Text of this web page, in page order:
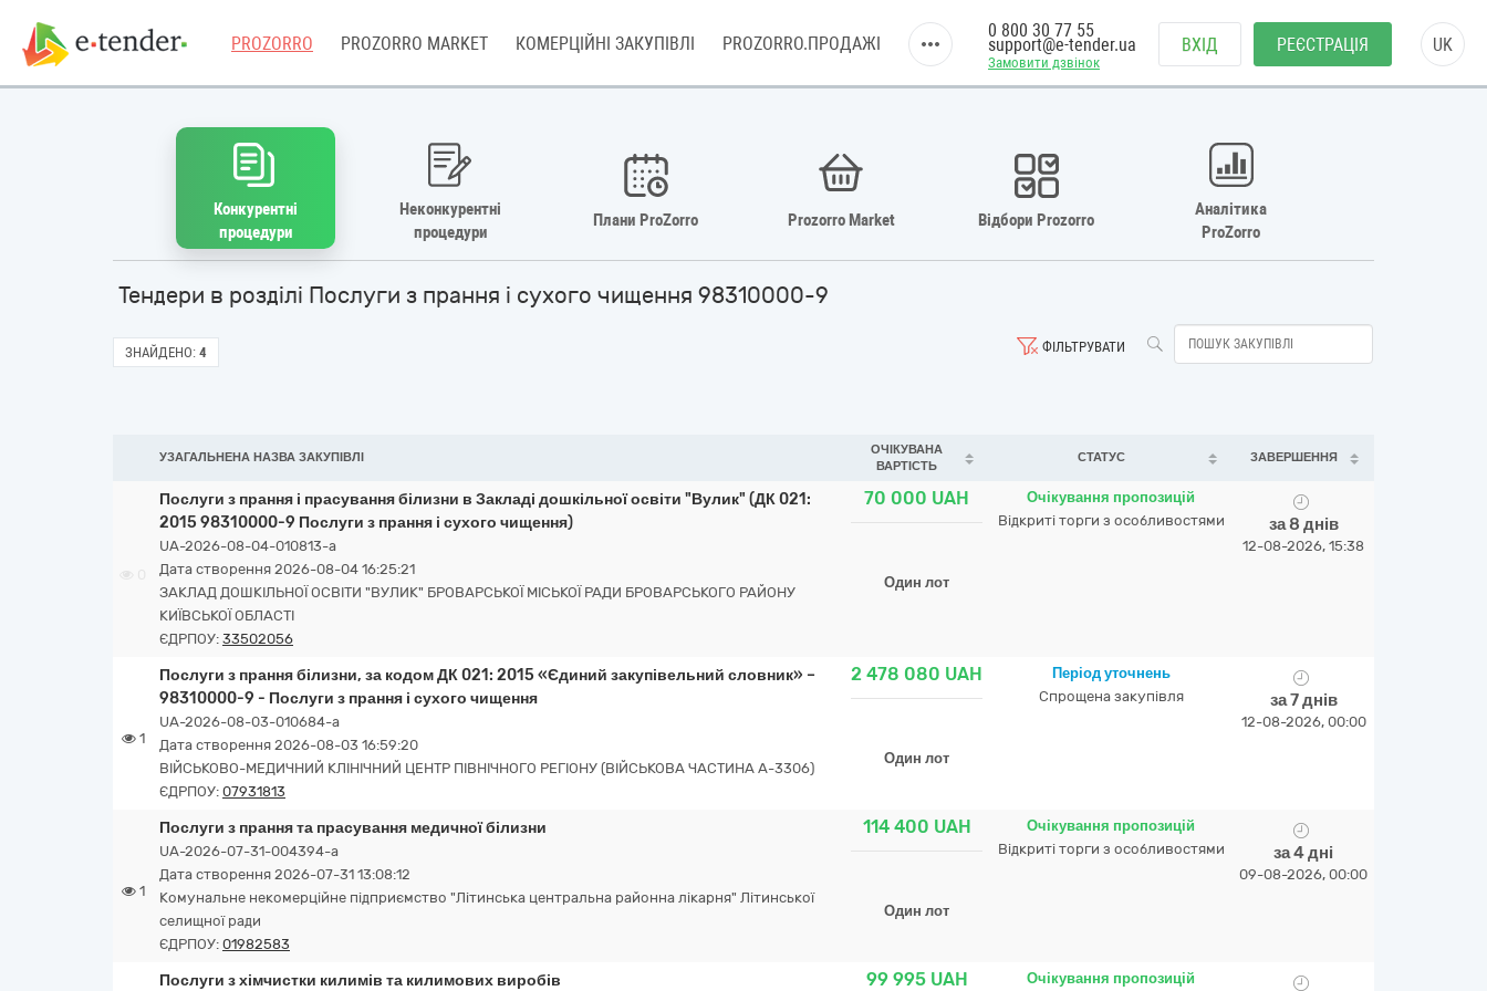
PROZORRO PROZORRO MARKET КОМЕРЦІЙНІ ЗАКУПІВЛІ PROZORRO.ПРОДАЖІ
Замовити дзвінок
0 800 30 77 55
support@e-tender.ua ВХІД РЕЄСТРАЦІЯ UK
Конкурентні
процедури
Неконкурентні
процедури
Плани ProZorro Prozorro Market Відбори Prozorro
Аналітика
ProZorro
Тендери в розділі Послуги з прання і сухого чищення 98310000-9
ФІЛЬТРУВАТИ
ЗНАЙДЕНО: 4
УЗАГАЛЬНЕНА НАЗВА ЗАКУПІВЛІ
ОЧІКУВАНА
ВАРТІСТЬ
СТАТУС ЗАВЕРШЕННЯ
Послуги з прання і прасування білизни в Закладі дошкільної освіти "Вулик" (ДК 021:
2015 98310000-9 Послуги з прання і сухого чищення)
UA-2026-08-04-010813-a
Дата створення 2026-08-04 16:25:21
ЗАКЛАД ДОШКІЛЬНОЇ ОСВІТИ "ВУЛИК" БРОВАРСЬКОЇ МІСЬКОЇ РАДИ БРОВАРСЬКОГО РАЙОНУ
КИЇВСЬКОЇ ОБЛАСТІ
ЄДРПОУ: 33502056
70 000 UAH
Один лот
Очікування пропозицій
Відкриті торги з особливостями
за 8 днів
12-08-2026, 15:38
1
Послуги з прання білизни, за кодом ДК 021: 2015 «Єдиний закупівельний словник» –
98310000-9 - Послуги з прання і сухого чищення
UA-2026-08-03-010684-a
Дата створення 2026-08-03 16:59:20
ВІЙСЬКОВО-МЕДИЧНИЙ КЛІНІЧНИЙ ЦЕНТР ПІВНІЧНОГО РЕГІОНУ (ВІЙСЬКОВА ЧАСТИНА А-3306)
ЄДРПОУ: 07931813
2 478 080 UAH
Один лот
Період уточнень
Спрощена закупівля
за 7 днів
12-08-2026, 00:00
1
Послуги з прання та прасування медичної білизни
UA-2026-07-31-004394-a
Дата створення 2026-07-31 13:08:12
Комунальне некомерційне підприємство "Літинська центральна районна лікарня" Літинської
селищної ради
ЄДРПОУ: 01982583
114 400 UAH
Один лот
Очікування пропозицій
Відкриті торги з особливостями
за 4 дні
09-08-2026, 00:00
Послуги з хімчистки килимів та килимових виробів 99 995 UAH Очікування пропозицій